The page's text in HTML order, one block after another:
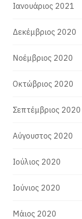
Ιανουάριος 2021
Δεκέμβριος 2020
Νοέμβριος 2020
Οκτώβριος 2020
Σεπτέμβριος 2020
Αύγουστος 2020
Ιούλιος 2020
Ιούνιος 2020
Μάιος 2020